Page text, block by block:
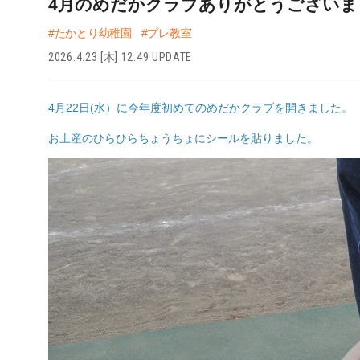
4月のめだかクラブありがとうござい
#たかとり幼稚園
#プレ教室
2026.4.23 [木] 12:49 UPDATE
4月22日(水）に今年度初めてのめだかクラブを開きました。
お土産のひらひらちょうちょにシールを貼りました。